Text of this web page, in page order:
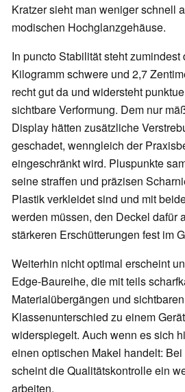
Kratzer sieht man weniger schnell
modischen Hochglanzgehäuse.
In puncto Stabilität steht zumindest
Kilogramm schwere und 2,7
recht gut da und widersteht
sichtbare Verformung. Dem nur
Display hätten zusätzliche
geschadet, wenngleich der
eingeschränkt wird. Pluspunkte
seine straffen und präzisen
Plastik verkleidet sind und mit
werden müssen, den Deckel dafür
stärkeren Erschütterungen fest im
Weiterhin nicht optimal erscheint
Edge-Baureihe, die mit teils
Materialübergängen und
Klassenunterschied zu einem
widerspiegelt. Auch wenn es sich
einen optischen Makel handelt:
scheint die Qualitätskontrolle ein
arbeiten.